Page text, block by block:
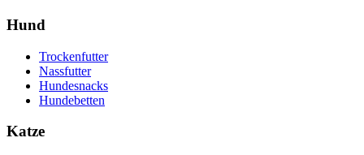
Hund
Trockenfutter
Nassfutter
Hundesnacks
Hundebetten
Katze